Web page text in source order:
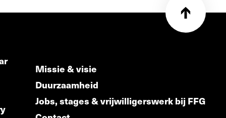
Missie & visie
Duurzaamheid
Jobs, stages & vrijwilligerswerk bij FFG